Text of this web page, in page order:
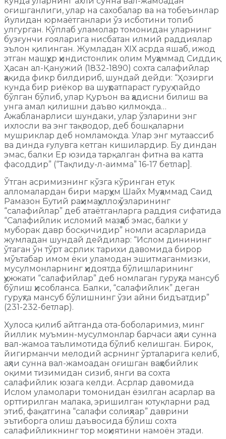
оғишганлиги, улар на сахобалар ва на тобеъинлар
йулидан юрмаётганлари ўз исботини топиб
улгурган. Кўплаб уламолар томонидан уларнинг
бузғунчи ғояларига нисбатан илмий раддиялар
эълон қилинган. Жумладан ХIХ асрда яшаб, ижод
этган машҳур ҳиндистонлик олим Муҳаммад Сиддиқ
Ҳасан ал-Қанужий (1832-1890) сохта салафийлар
ҳақида фикр билдириб, шундай дейди: “Ҳозирги
кунда бир риёкор ва шуҳратпараст гуруҳ пайдо
бўлган бўлиб, улар Қуръон ва ҳадисни билиш ва
унга амал қилишни даъво қилмоқда…
Ажабланарлиси шундаки, улар ўзларини энг
ихлосли ва энг тақводор, деб бошқаларни
мушриклар деб номламоқда. Улар энг мутаассиб
ва динда ғулувга кетган кишилардир. Бу диндан
эмас, балки Ер юзида тарқалган фитна ва катта
фасоддир” (“Тақлиду-л-аимма” 16-17 бетлар].
Ўтган асримизнинг кўзга кўринган етук
алломалардан бири марҳум Шайх Муҳаммад Саид
Рамазон Бутий раҳимаҳуллоҳ ўзларининг
“салафийлар” деб атаётганларга раддия сифатида
“Салафийлик исломий мазҳаб эмас, балки у
муборак давр босқичидир” номли асарларида
жумладан шундай дейдилар: “Ислом динининг
ўтаган ўн тўрт асрлик тарихи давомида бирор
мўътабар имом ёки уламодан эшитмаганмизки,
мусулмонларнинг ҳидоятда бўлишларининг
ҳужжати “салафийлар” деб номлаган гуруҳга мансуб
бўлиш ҳисобланса. Балки, “салафийлик” деган
гуруҳга мансуб бўлишнинг ўзи айни бидъатдир”
(231-232-бетлар).
Хулоса қилиб айтганда ота-боболаримиз, минг
йиллик муъмин-мусулмонлар барчаси аҳли сунна
вал-жамоа таълимотида бўлиб келишган. Бирок,
йигирманчи мелодий асрнинг ўрталарига келиб,
аҳли сунна вал-жамоадан оғишган ваҳҳобийлик
оқими тизимидан сизиб, янги ва сохта
салафийлик юзага келди. Асрлар давомида
Ислом уламолари томонидан ёзилган асарлар ва
орттирилган малака, эришилган ютуқларни рад
этиб, фақатгина “салафи солиҳлар” даврини
эътиборга олиш даъвосида бўлиш сохта
салафийликнинг тор моҳиятини намоён этади.